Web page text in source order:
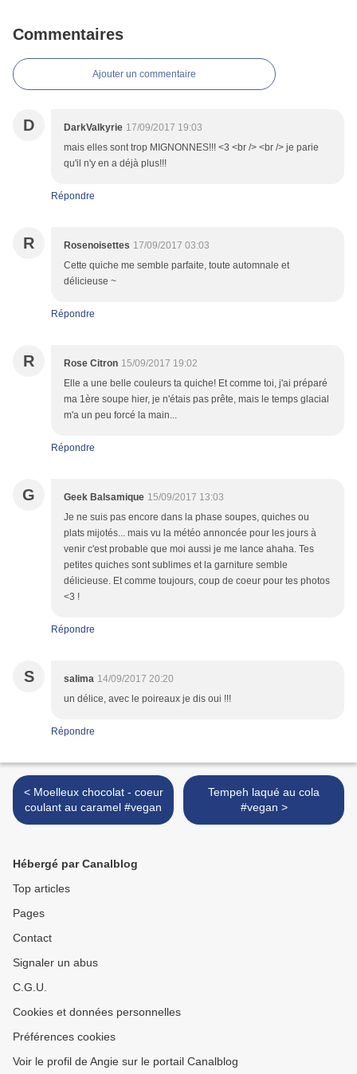
Commentaires
Ajouter un commentaire
D DarkValkyrie 17/09/2017 19:03
mais elles sont trop MIGNONNES!!! <3 <br /> <br /> je parie
qu'il n'y en a déjà plus!!!
Répondre
R Rosenoisettes 17/09/2017 03:03
Cette quiche me semble parfaite, toute automnale et
délicieuse ~
Répondre
R Rose Citron 15/09/2017 19:02
Elle a une belle couleurs ta quiche! Et comme toi, j'ai préparé
ma 1ère soupe hier, je n'étais pas prête, mais le temps glacial
m'a un peu forcé la main...
Répondre
G Geek Balsamique 15/09/2017 13:03
Je ne suis pas encore dans la phase soupes, quiches ou
plats mijotés... mais vu la météo annoncée pour les jours à
venir c'est probable que moi aussi je me lance ahaha. Tes
petites quiches sont sublimes et la garniture semble
délicieuse. Et comme toujours, coup de coeur pour tes photos
<3 !
Répondre
S salima 14/09/2017 20:20
un délice, avec le poireaux je dis oui !!!
Répondre
< Moelleux chocolat - coeur
coulant au caramel #vegan
Tempeh laqué au cola
#vegan >
Hébergé par Canalblog
Top articles
Pages
Contact
Signaler un abus
C.G.U.
Cookies et données personnelles
Préférences cookies
Voir le profil de Angie sur le portail Canalblog